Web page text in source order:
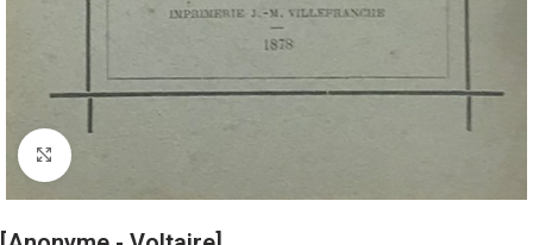
Cliquez pour agrandir